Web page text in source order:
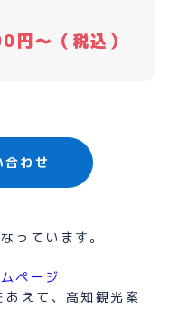
〜（税込）
わせ
っています。
ページ
えて、高知観光案